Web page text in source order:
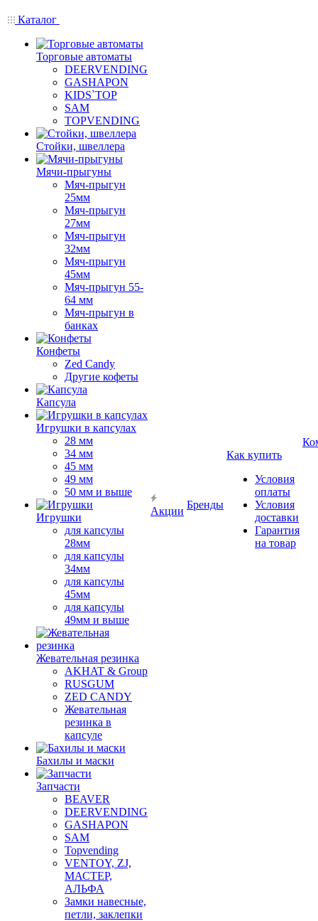
Каталог
Торговые автоматы
DEERVENDING
GASHAPON
KIDS`TOP
SAM
TOPVENDING
Стойки, швеллера
Мячи-прыгуны
Мяч-прыгун
25мм
Мяч-прыгун
27мм
Мяч-прыгун
32мм
Мяч-прыгун
45мм
Мяч-прыгун 55-
64 мм
Мяч-прыгун в
банках
Конфеты
Zed Candy
Другие кофеты
Капсула
Игрушки в капсулах
28 мм
34 мм
45 мм
49 мм
50 мм и выше
Игрушки
для капсулы
28мм
для капсулы
34мм
для капсулы
45мм
для капсулы
49мм и выше
Жевательная резинка
AKHAT & Group
RUSGUM
ZED CANDY
Жевательная
резинка в
капсуле
Бахилы и маски
Запчасти
BEAVER
DEERVENDING
GASHAPON
SAM
Topvending
VENTOY, ZJ,
МАСТЕР,
АЛЬФА
Замки навесные,
петли, заклепки
Акции
Бренды
Как купить
Условия
оплаты
Условия
доставки
Гарантия
на товар